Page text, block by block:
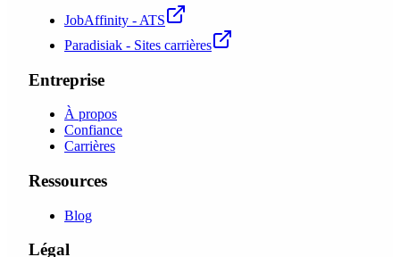
JobAffinity - ATS
Paradisiak - Sites carrières
Entreprise
À propos
Confiance
Carrières
Ressources
Blog
Légal